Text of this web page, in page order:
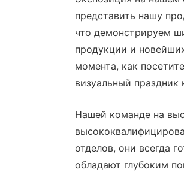
представить нашу
что демонстрируем
продукции и
момента, как
визуальный
Нашей команде на
отделов, они всегда
обладают глубоким